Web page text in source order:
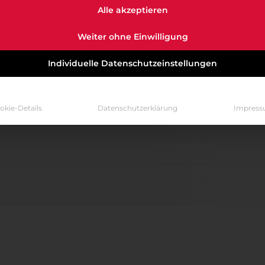
Alle akzeptieren
Weiter ohne Einwilligung
Individuelle Datenschutzeinstellungen
Details Datenschutzerklärung